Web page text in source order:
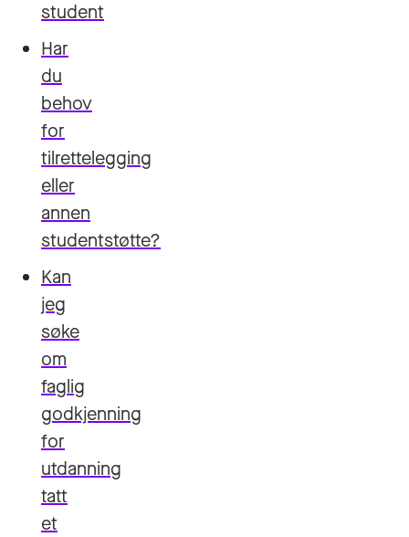
student
Har
du
behov
for
tilrettelegging
eller
annen
studentstøtte?
Kan
jeg
søke
om
faglig
godkjenning
for
utdanning
tatt
et